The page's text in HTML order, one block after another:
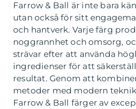
Farrow & Ball är inte bara
utan också för sitt
och hantverk. Varje färg
noggrannhet och omsorg,
strävar efter att använda
ingredienser för att
resultat. Genom att
metoder med modern
Farrow & Ball färger av